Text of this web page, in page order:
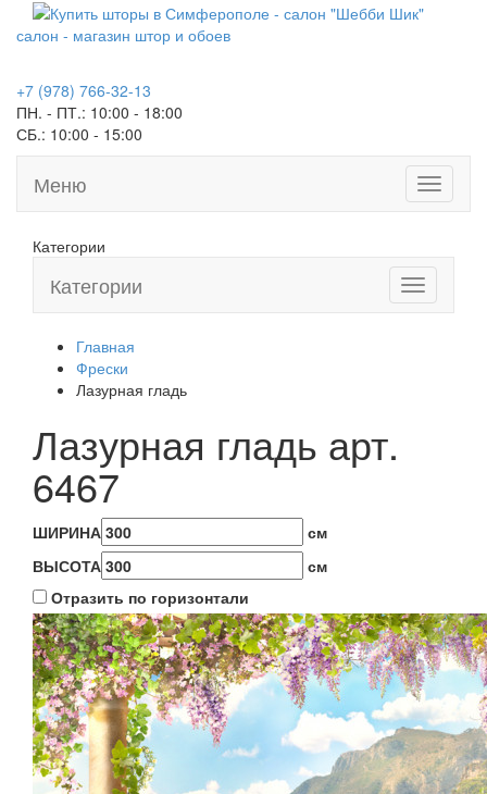
салон - магазин штор и обоев
+7 (978) 766-32-13
ПН. - ПТ.: 10:00 - 18:00
СБ.: 10:00 - 15:00
Toggle
Меню
Категории
Toggle
navigation
Категории
Главная
Фрески
Лазурная гладь
Лазурная гладь арт.
6467
ШИРИНА
см
ВЫСОТА
см
Отразить по горизонтали